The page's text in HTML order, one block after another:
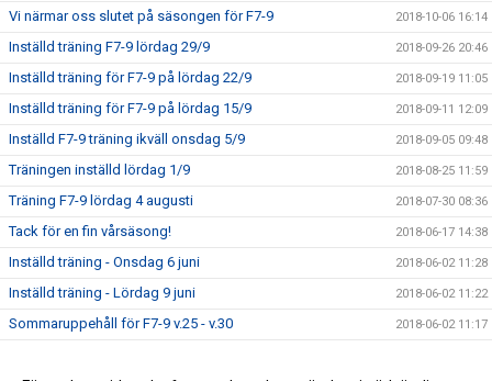
Vi närmar oss slutet på säsongen för F7-9 2018-10-06 16:14
Inställd träning F7-9 lördag 29/9 2018-09-26 20:46
Inställd träning för F7-9 på lördag 22/9 2018-09-19 11:05
Inställd träning för F7-9 på lördag 15/9 2018-09-11 12:09
Inställd F7-9 träning ikväll onsdag 5/9 2018-09-05 09:48
Träningen inställd lördag 1/9 2018-08-25 11:59
Träning F7-9 lördag 4 augusti 2018-07-30 08:36
Tack för en fin vårsäsong! 2018-06-17 14:38
Inställd träning - Onsdag 6 juni 2018-06-02 11:28
Inställd träning - Lördag 9 juni 2018-06-02 11:22
Sommaruppehåll för F7-9 v.25 - v.30 2018-06-02 11:17